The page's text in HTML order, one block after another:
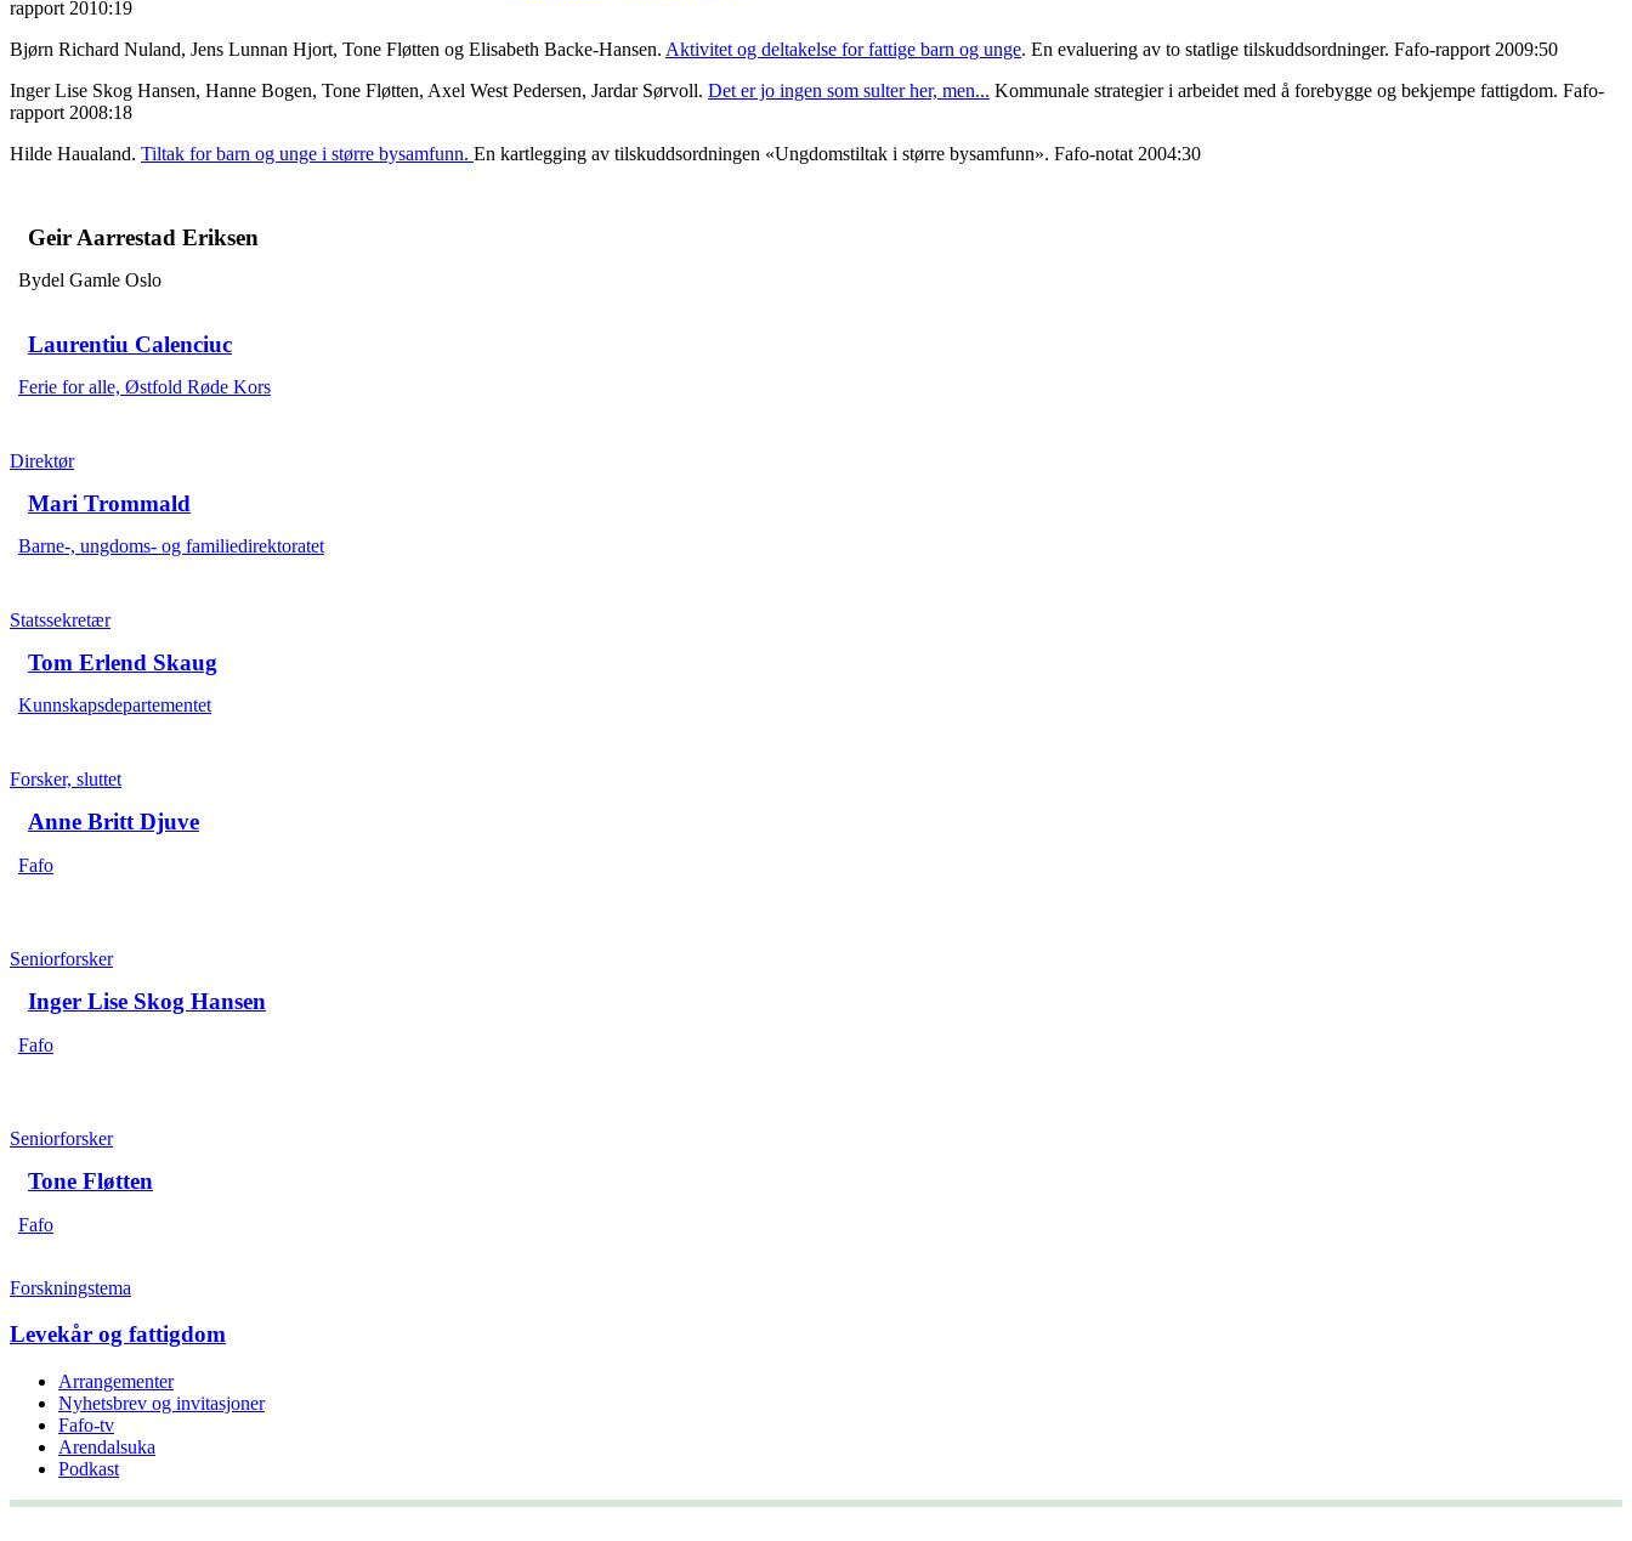
rapport 2010:19
Bjørn Richard Nuland, Jens Lunnan Hjort, Tone Fløtten og Elisabeth Backe-Hansen. Aktivitet og deltakelse for fattige barn og unge. En evaluering av to statlige tilskuddsordninger. Fafo-rapport 2009:50
Inger Lise Skog Hansen, Hanne Bogen, Tone Fløtten, Axel West Pedersen, Jardar Sørvoll. Det er jo ingen som sulter her, men... Kommunale strategier i arbeidet med å forebygge og bekjempe fattigdom. Fafo-
rapport 2008:18
Hilde Haualand. Tiltak for barn og unge i større bysamfunn. En kartlegging av tilskuddsordningen «Ungdomstiltak i større bysamfunn». Fafo-notat 2004:30
Geir Aarrestad Eriksen
Bydel Gamle Oslo
Laurentiu Calenciuc
Ferie for alle, Østfold Røde Kors
Direktør
Mari Trommald
Barne-, ungdoms- og familiedirektoratet
Statssekretær
Tom Erlend Skaug
Kunnskapsdepartementet
Forsker, sluttet
Anne Britt Djuve
Fafo
Seniorforsker
Inger Lise Skog Hansen
Fafo
Seniorforsker
Tone Fløtten
Fafo
Forskningstema
Levekår og fattigdom
Arrangementer
Nyhetsbrev og invitasjoner
Fafo-tv
Arendalsuka
Podkast